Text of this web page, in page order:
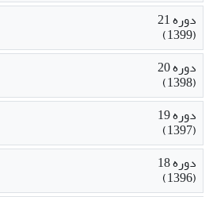
دوره 21
(1399)
دوره 20
(1398)
دوره 19
(1397)
دوره 18
(1396)